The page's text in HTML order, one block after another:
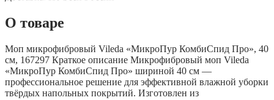
О товаре
Моп микрофибровый Vileda «МикроПур КомбиСпид Про», 40
см, 167297 Краткое описание Микрофибровый моп Vileda
«МикроПур КомбиСпид Про» шириной 40 см —
профессиональное решение для эффективной влажной уборки
твёрдых напольных покрытий. Изготовлен из